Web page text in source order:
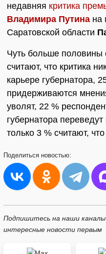
недавняя критика
Владимира Путина на
Саратовской области
Чуть больше
считают, что критика
карьере губернатора,
придерживаются
уволят, 22 %
губернатора
только 3 % считают,
Поделиться новостью:
Подпишитесь на наши
интересные новости первым